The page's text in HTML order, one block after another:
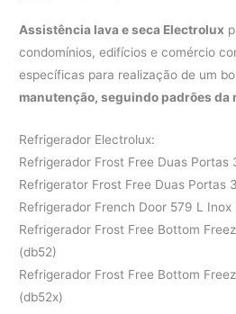
Assistência lava e seca Electrolux
condomínios, edifícios e comércio
específicas para realização de um
manutenção, seguindo padrões da
Refrigerador Electrolux:
Refrigerador Frost Free Duas
Refrigerator Frost Free Duas Portas
Refrigerador French Door 579 L Inox
Refrigerador Frost Free Bottom
(db52)
Refrigerador Frost Free Bottom
(db52x)